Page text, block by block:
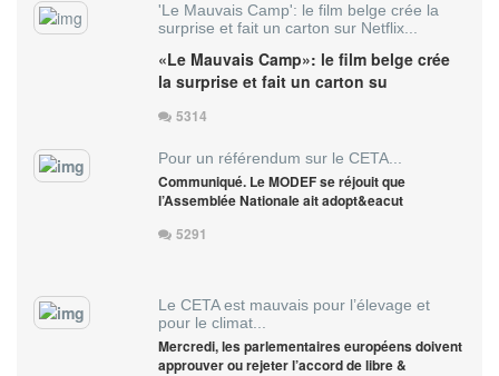
'Le Mauvais Camp': le film belge crée la
surprise et fait un carton sur Netflix...
«Le Mauvais Camp»: le film belge crée
la surprise et fait un carton su
5314
Pour un référendum sur le CETA...
Communiqué. Le MODEF se réjouit que
l’Assemblée Nationale ait adopt&eacut
5291
Le CETA est mauvais pour l’élevage et
pour le climat...
Mercredi, les parlementaires européens doivent
approuver ou rejeter l’accord de libre &